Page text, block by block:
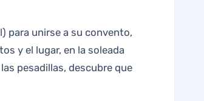
para unirse a su convento,
y el lugar, en la soleada
pesadillas, descubre que